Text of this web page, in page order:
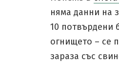
няма данни на
10 потвърдени
огнището – се
зараза със